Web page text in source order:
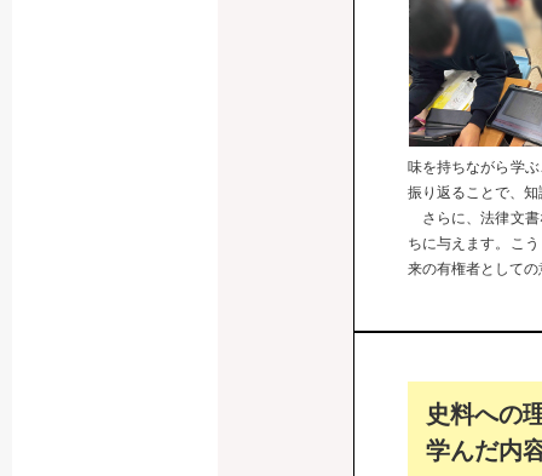
味を持ちながら学
振り返ることで、
さらに、法律文書
ちに与えます。こ
来の有権者として
史料への
学んだ内